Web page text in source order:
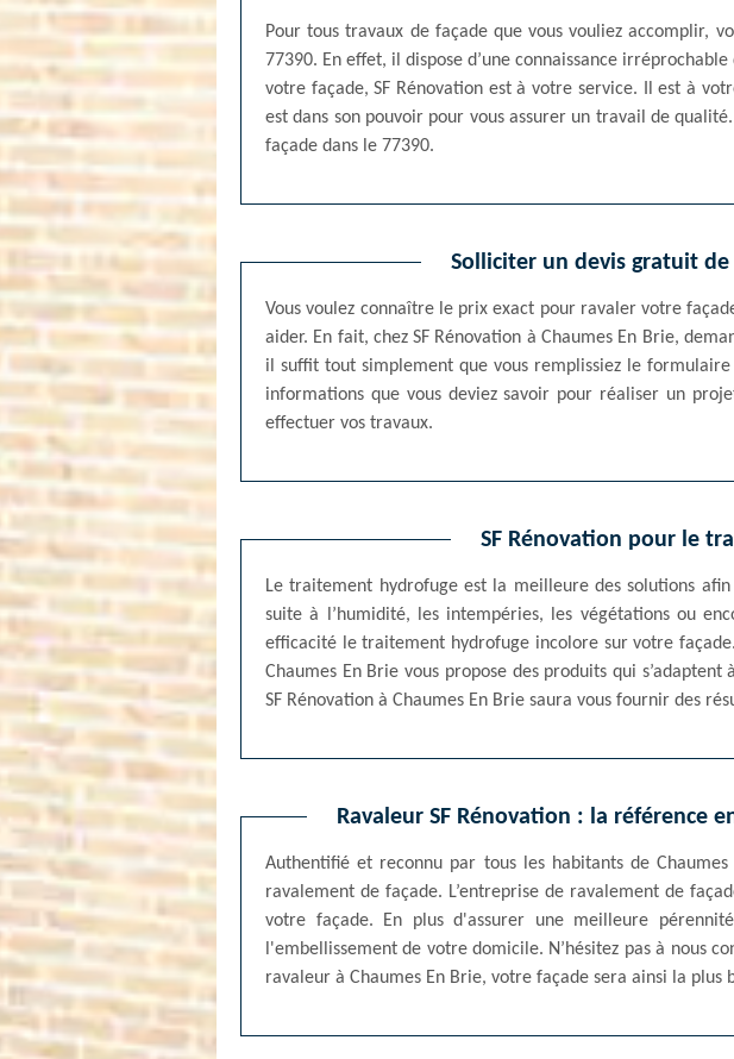
Pour tous travaux de façade que vous vouliez accomplir,
77390. En effet, il dispose d’une connaissance
votre façade, SF Rénovation est à votre service. Il est à
est dans son pouvoir pour vous assurer un travail de
façade dans le 77390.
Solliciter un devis gratuit de
Vous voulez connaître le prix exact pour ravaler votre
aider. En fait, chez SF Rénovation à Chaumes En Brie,
il suffit tout simplement que vous remplissiez le
informations que vous deviez savoir pour réaliser un
effectuer vos travaux.
SF Rénovation pour le
Le traitement hydrofuge est la meilleure des solutions
suite à l’humidité, les intempéries, les végétations ou
efficacité le traitement hydrofuge incolore sur votre
Chaumes En Brie vous propose des produits qui
SF Rénovation à Chaumes En Brie saura vous fournir des
Ravaleur SF Rénovation : la référence
Authentifié et reconnu par tous les habitants de
ravalement de façade. L’entreprise de ravalement de
votre façade. En plus d'assurer une meilleure
l'embellissement de votre domicile. N’hésitez pas à nous
ravaleur à Chaumes En Brie, votre façade sera ainsi la